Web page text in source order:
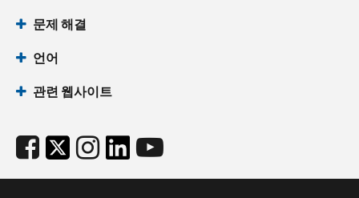
문제 해결
언어
관련 웹사이트